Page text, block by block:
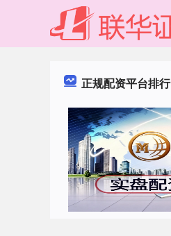
正规配资平台排行